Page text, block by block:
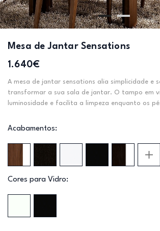
Mesa de Jantar Sensations
1.640€
A mesa de jantar sensations alia simplicidade e
transformar a sua sala de jantar. O tampo em
luminosidade e facilita a limpeza enquanto os
Acabamentos:
Cores para Vidro: